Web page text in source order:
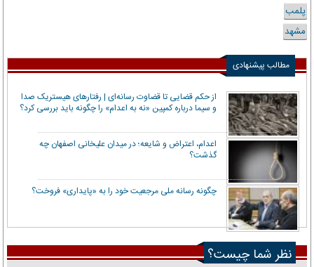
پلمب
مشهد
مطالب پیشنهادی
از حکم قضایی تا قضاوت رسانه‌ای | رفتار‌های هیستریک صدا
و سیما درباره کمپین «نه به اعدام» را چگونه باید بررسی کرد؟
اعدام، اعتراض و شایعه؛ در میدان علیخانی اصفهان چه
گذشت؟
چگونه رسانه ملی مرجعیت خود را به «پایداری» فروخت؟
نظر شما چیست؟